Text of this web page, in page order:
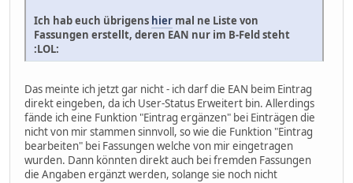
Ich hab euch übrigens hier mal ne Liste von
Fassungen erstellt, deren EAN nur im B-Feld steht
:LOL:
Das meinte ich jetzt gar nicht - ich darf die EAN beim Eintrag
direkt eingeben, da ich User-Status Erweitert bin. Allerdings
fände ich eine Funktion "Eintrag ergänzen" bei Einträgen die
nicht von mir stammen sinnvoll, so wie die Funktion "Eintrag
bearbeiten" bei Fassungen welche von mir eingetragen
wurden. Dann könnten direkt auch bei fremden Fassungen
die Angaben ergänzt werden, solange sie noch nicht